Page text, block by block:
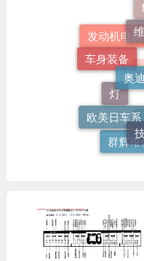
群辉维
欧美日车系
灯
奥
车身装备
发动机电